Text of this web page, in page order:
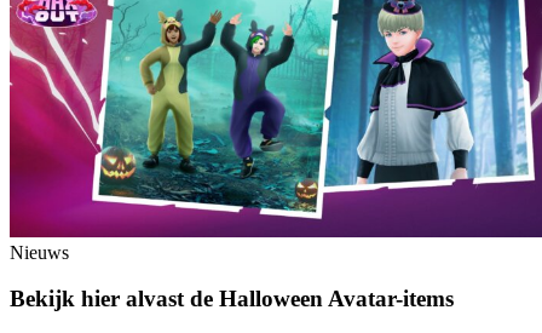
Nieuws
Bekijk hier alvast de Halloween Avatar-items